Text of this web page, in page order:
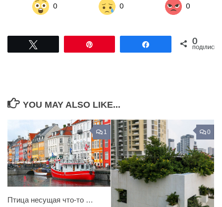
0 0 0
Поділитися0
ПОДІЛИСЬ
YOU MAY ALSO LIKE...
1
Птица несущая что-то …
0